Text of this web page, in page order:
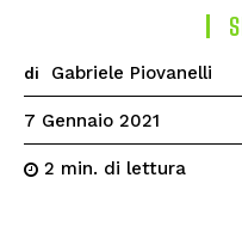
di Gabriele Piovanelli
7 Gennaio 2021
2 min. di lettura